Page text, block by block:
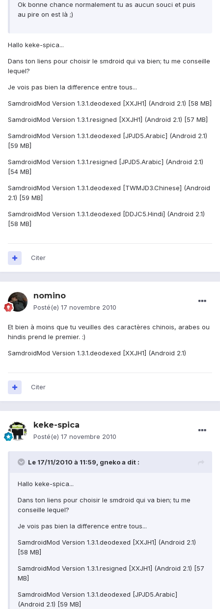
Ok bonne chance normalement tu as aucun souci et puis
au pire on est là ;)
Hallo keke-spica...
Dans ton liens pour choisir le smdroid qui va bien; tu me conseille
lequel?
Je vois pas bien la difference entre tous...
SamdroidMod Version 1.3.1.deodexed [XXJH1] (Android 2.1) [58 MB]
SamdroidMod Version 1.3.1.resigned [XXJH1] (Android 2.1) [57 MB]
SamdroidMod Version 1.3.1.deodexed [JPJD5.Arabic] (Android 2.1)
[59 MB]
SamdroidMod Version 1.3.1.resigned [JPJD5.Arabic] (Android 2.1)
[54 MB]
SamdroidMod Version 1.3.1.deodexed [TWMJD3.Chinese] (Android
2.1) [59 MB]
SamdroidMod Version 1.3.1.deodexed [DDJC5.Hindi] (Android 2.1)
[58 MB]
Citer
nomino
Posté(e) 17 novembre 2010
Et bien à moins que tu veuilles des caractères chinois, arabes ou
hindis prend le premier. :)
SamdroidMod Version 1.3.1.deodexed [XXJH1] (Android 2.1)
Citer
keke-spica
Posté(e) 17 novembre 2010
Le 17/11/2010 à 11:59, gneko a dit :
Hallo keke-spica...
Dans ton liens pour choisir le smdroid qui va bien; tu me
conseille lequel?
Je vois pas bien la difference entre tous...
SamdroidMod Version 1.3.1.deodexed [XXJH1] (Android 2.1)
[58 MB]
SamdroidMod Version 1.3.1.resigned [XXJH1] (Android 2.1) [57
MB]
SamdroidMod Version 1.3.1.deodexed [JPJD5.Arabic]
(Android 2.1) [59 MB]